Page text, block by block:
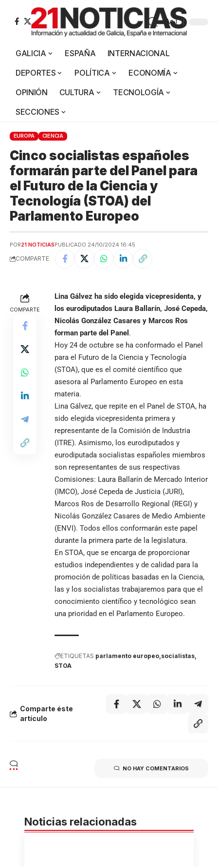
Aa
GALICIA ESPAÑA
INTERNACIONAL
DEPORTES
POLÍTICA
ECONOMÍA
OPINIÓN
CULTURA
TECNOLOGÍA
SECCIONES
EUROPA CIENCIA
Cinco socialistas españoles
formarán parte del Panel para
el Futuro de la Ciencia y
Tecnología (STOA) del
Parlamento Europeo
POR21 NOTICIASPUBLICADO 24/10/2024 16:45
COMPARTE
COMPARTE
Lina Gálvez ha sido elegida vicepresidenta, y
los eurodiputados Laura Ballarín, José Cepeda,
Nicolás González Casares y Marcos Ros
forman parte del Panel .
Hoy 24 de octubre se ha conformado el Panel
para el Futuro de la Ciencia y Tecnología
(STOA), que es el comité científico que
asesora al Parlamento Europeo en esta
materia.
Lina Gálvez, que repite en el Panel de STOA, ha
sido elegida vicepresidenta primera y
representante de la Comisión de Industria
(ITRE). Asimismo, los eurodiputados y
eurodiputada socialistas españoles miembros
son representantes de sus respectivas
Comisiones: Laura Ballarín de Mercado Interior
(IMCO), José Cepeda de Justicia (JURI),
Marcos Ros de Desarrollo Regional (REGI) y
Nicolás González Casares de Medio Ambiente
(ENVI). Todos ellos conformarán este papel
durante la primera parte de la legislatura.
En STOA, que se encarga de proporcionar
estudios independientes y de calidad para la
promoción de políticas basadas en la Ciencia,
las y los socialistas trabajaremos para que el
conocimiento científico y tecnológico sean
una prioridad en el Parlamento Europeo.
ETIQUETAS parlamento europeo socialistas
STOA
Comparte éste
artículo
NO HAY COMENTARIOS
Noticias relacionadas